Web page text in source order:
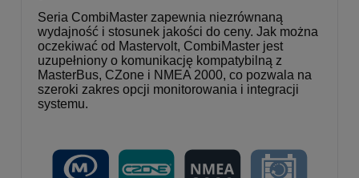
Seria CombiMaster zapewnia niezrównaną
wydajność i stosunek jakości do ceny. Jak można
oczekiwać od Mastervolt, CombiMaster jest
uzupełniony o komunikację kompatybilną z
MasterBus, CZone i NMEA 2000, co pozwala na
szeroki zakres opcji monitorowania i integracji
systemu.